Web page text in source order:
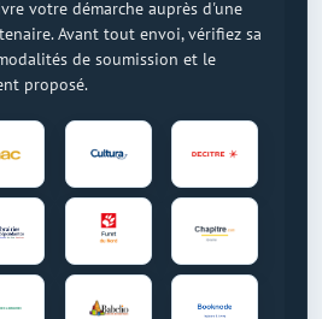
votre démarche auprès d'une
Avant tout envoi, vérifiez sa
de soumission et le
proposé.